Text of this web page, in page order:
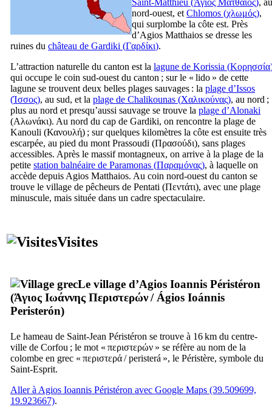
nord-ouest, et Chlomos (χλωμός),
qui surplombe la côte est. Près
d’Agios Matthaios se dresse les
ruines du château de Gardiki (Γαρδίκι).
L’attraction naturelle du canton est la lagune de Korissia (Κορησσία
qui occupe le coin sud-ouest du canton ; sur le « lido » de cette
lagune se trouvent deux belles plages sauvages : la plage d’Issos
(Ίσσος), au sud, et la plage de Chalikounas (Χαλικούνας), au nord ;
plus au nord et presqu’aussi sauvage se trouve la plage d’Alonaki
(Αλωνάκι). Au nord du cap de Gardiki, on rencontre la plage de
Kanouli (Κανουλή) ; sur quelques kilomètres la côte est ensuite très
escarpée, au pied du mont Prassoudi (Πρασούδι), sans plages
accessibles. Après le massif montagneux, on arrive à la plage de la
petite station balnéaire de Paramonas (Παραμόνας), à laquelle on
accède depuis Agios Matthaios. Au coin nord-ouest du canton se
trouve le village de pêcheurs de Pentati (Πεντάτι), avec une plage
minuscule, mais située dans un cadre spectaculaire.
Visites
Le village d’Agios Ioannis Péristéron
(Άγιος Ιωάννης Περιστερών/ Ágios Ioánnis
Peristerón)
Le hameau de Saint-Jean Péristéron se trouve à 16 km du centre-
ville de Corfou ; le mot « περιστερών » se réfère au nom de la
colombe en grec « περιστερά/peristerá », le Péristère, symbole du
Saint-Esprit.
Aller à Agios Ioannis Péristéron avec Google Maps (39.509699,
19.923667).